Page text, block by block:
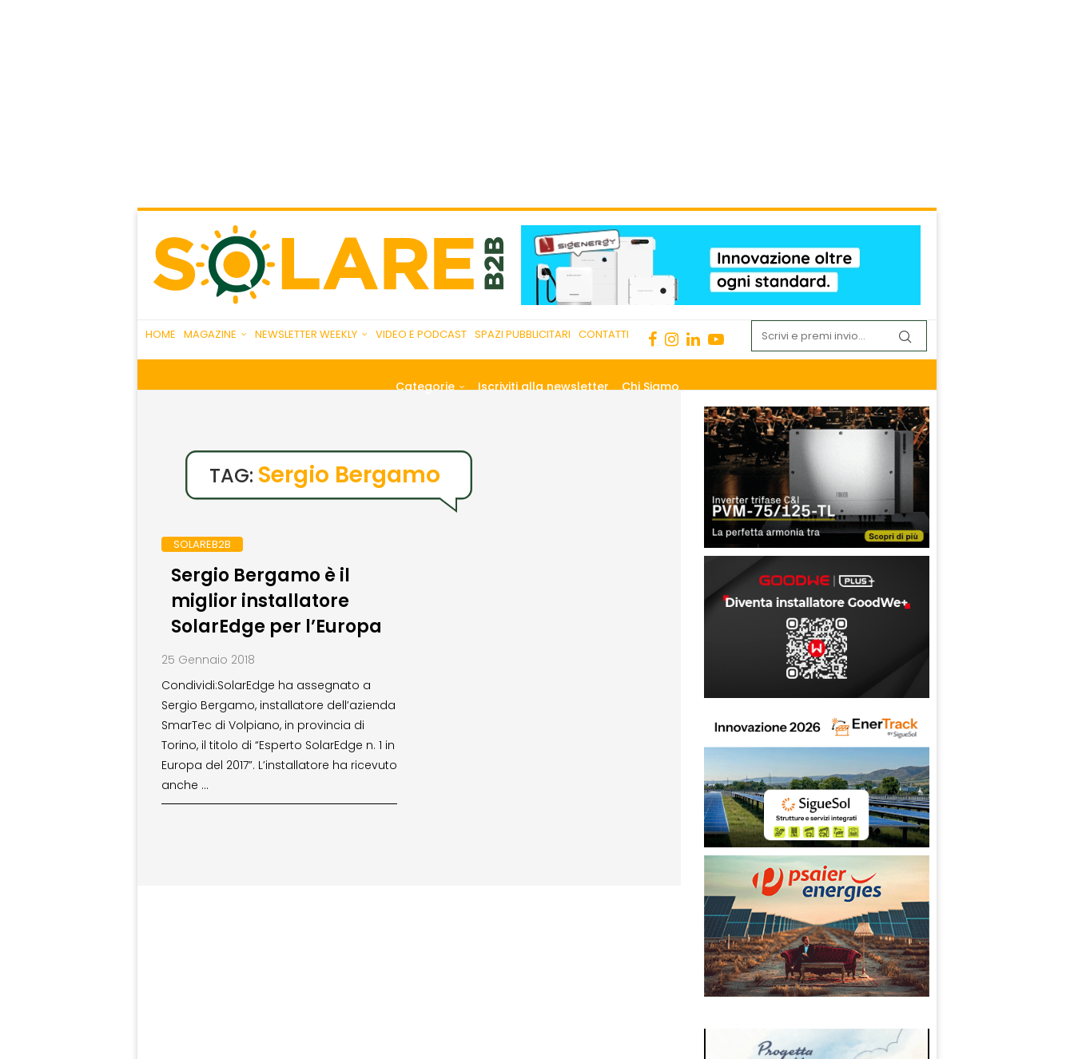
HOME MAGAZINE NEWSLETTER WEEKLY VIDEO E PODCAST SPAZI PUBBLICITARI CONTATTI
Categorie Iscriviti alla newsletter Chi Siamo
TAG: Sergio Bergamo
SOLAREB2B
Sergio Bergamo è il
miglior installatore
SolarEdge per l’Europa
25 Gennaio 2018
Condividi:SolarEdge ha assegnato a
Sergio Bergamo, installatore dell’azienda
SmarTec di Volpiano, in provincia di
Torino, il titolo di “Esperto SolarEdge n. 1 in
Europa del 2017”. L’installatore ha ricevuto
anche …